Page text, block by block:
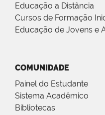
Educação a Distância
Cursos de Formação
Educação de Jovens e
COMUNIDADE
Painel do Estudante
Sistema Acadêmico
Bibliotecas